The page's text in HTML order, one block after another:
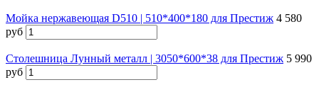
Мойка нержавеющая D510 | 510*400*180 для Престиж 4 580
руб
Столешница Лунный металл | 3050*600*38 для Престиж 5 990
руб